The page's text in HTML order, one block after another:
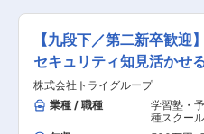
様とし、最先端ITの取り組みを元
積極的に行っています。 ◇実力主
なり、皆で成長を目指しています。 ■当社の
徴： ◇大企業の要職出身者が多数
JOIN ◇スピード感のある経営判
したAIモデル開発集団 ■事業内容／技術分野：
◇ITソリューション開発：金融系
ティ関連業務を担当いただきます
ュリティリスク管理の枠組み整備
画・導入・運用、脆弱性診断・ペ
テスト、サイバー攻撃演習の企画
い業務に携わります。事業戦略に
ラの進化と業務効率化を支えるた
門やユーザー部門、外部ベンダー
プロジェクトを推進いただきます。 ■業務詳細
・サイバーセキュリティリスク管
【九段下／第二新卒歓迎
セキュリティ知見活かせ
運営
株式会社トライグループ
業種 / 職種
学習塾・
種スクール
フラ担当